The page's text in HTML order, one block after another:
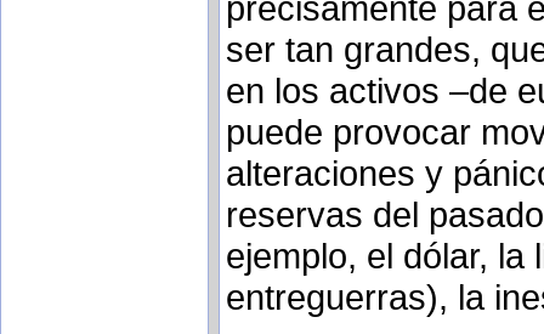
ser tan grandes,
en los activos –de
puede provocar
alteraciones y
reservas del
ejemplo, el dólar, la
entreguerras), la